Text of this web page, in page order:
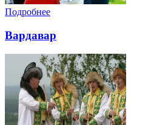
Подробнее
Вардавар